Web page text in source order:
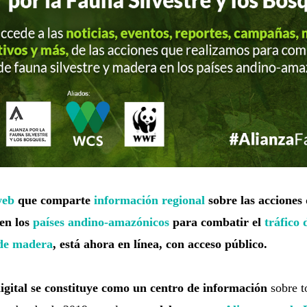
que comparte información regional sobre las acciones
los países andino-amazónicospara combatir el tráfico
madera, está ahora en línea, con acceso público.
se constituye como un centro de información sobre